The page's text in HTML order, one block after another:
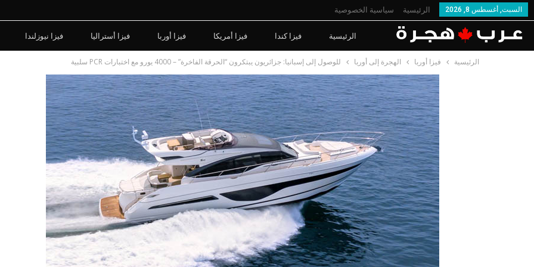
السبت, أغسطس 8, 2026 الرئيسية سياسية الخصوصية
الرئيسية فيزا كندا فيزا أمريكا فيزا أوربا فيزا أستراليا فيزا نيوزلندا
الرئيسية فيزا أوربا الهجرة إلى أوربا للوصول إلى إسبانيا: جزائريون يبتكرون “الحرقة الفاخرة” – 4000 يورو مع اختبارات PCR سلبية